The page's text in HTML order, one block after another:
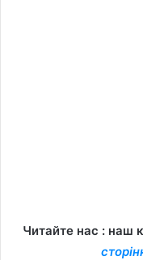
Читайте нас : наш